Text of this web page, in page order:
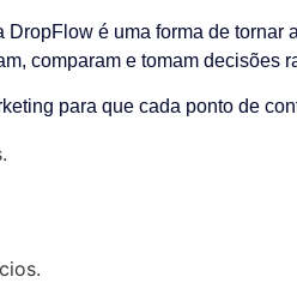
DropFlow é uma forma de tornar
comparam e tomam decisões
para que cada ponto de